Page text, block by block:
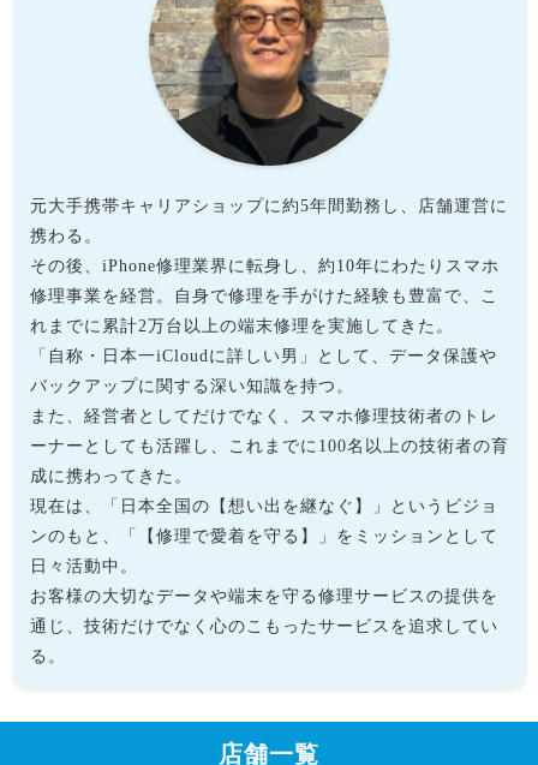
元大手携帯キャリアショップに約5年間勤務し、店舗運営に
携わる。
その後、iPhone修理業界に転身し、約10年にわたりスマホ
修理事業を経営。自身で修理を手がけた経験も豊富で、こ
れまでに累計2万台以上の端末修理を実施してきた。
「自称・日本一iCloudに詳しい男」として、データ保護や
バックアップに関する深い知識を持つ。
また、経営者としてだけでなく、スマホ修理技術者のトレ
ーナーとしても活躍し、これまでに100名以上の技術者の育
成に携わってきた。
現在は、「日本全国の【想い出を継なぐ】」というビジョ
ンのもと、「【修理で愛着を守る】」をミッションとして
日々活動中。
お客様の大切なデータや端末を守る修理サービスの提供を
通じ、技術だけでなく心のこもったサービスを追求してい
る。
店舗一覧